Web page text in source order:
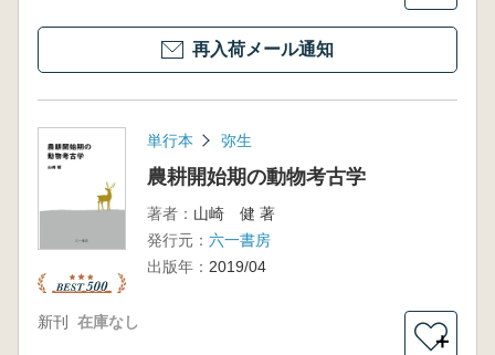
再入荷メール通知
単行本 弥生
農耕開始期の動物考古学
著者： 山崎 健 著
発行元： 六一書房
出版年： 2019/04
新刊 在庫なし
＋